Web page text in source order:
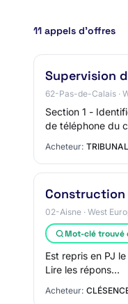
11 appels d’offres
Supervision
62-Pas-de-Calais ·
Section 1 -
de téléphone du
Acheteur:
Construction
02-Aisne · West
Mot-clé trouvé
Est repris en PJ
Lire les répons…
Acheteur: